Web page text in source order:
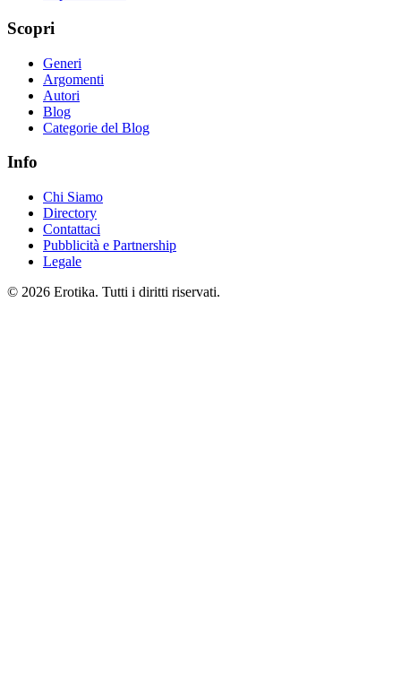
Scopri
Generi
Argomenti
Autori
Blog
Categorie del Blog
Info
Chi Siamo
Directory
Contattaci
Pubblicità e Partnership
Legale
© 2026 Erotika. Tutti i diritti riservati.